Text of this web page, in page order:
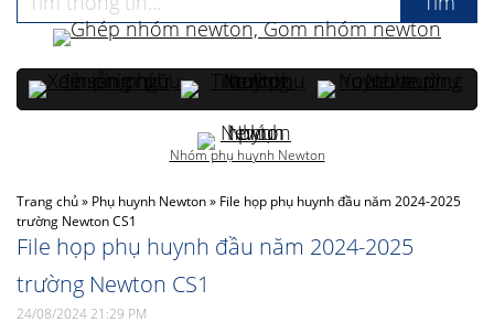
Trang chủ» Phụ huynh Newton» File họp phụ huynh đầu năm 2024-2025
trường Newton CS1
File họp phụ huynh đầu năm 2024-2025
trường Newton CS1
24/08/2024 21:29 PM
Nhóm phụ huynh Newton